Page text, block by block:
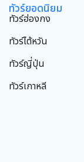
ทัวร์ยอดนิยม
ทัวร์ฮ่องกง
ทัวร์ไต้หวัน
ทัวร์ญี่ปุ่น
ทัวร์เกาหลี